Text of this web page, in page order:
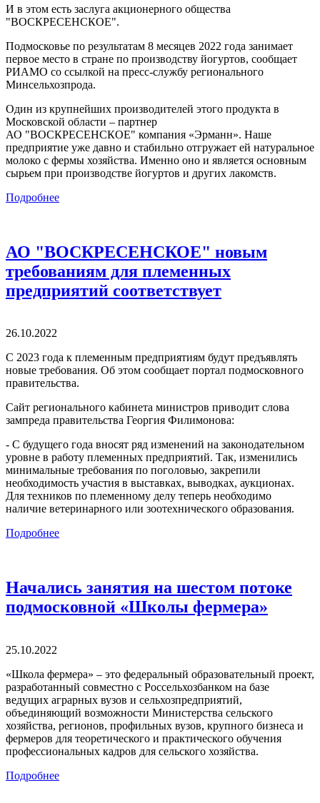
И в этом есть заслуга акционерного общества
"ВОСКРЕСЕНСКОЕ".
Подмосковье по результатам 8 месяцев 2022 года занимает
первое место в стране по производству йогуртов, сообщает
РИАМО со ссылкой на пресс-службу регионального
Минсельхозпрода.
Один из крупнейших производителей этого продукта в
Московской области – партнер
АО "ВОСКРЕСЕНСКОЕ" компания «Эрманн». Наше
предприятие уже давно и стабильно отгружает ей натуральное
молоко с фермы хозяйства. Именно оно и является основным
сырьем при производстве йогуртов и других лакомств.
Подробнее
АО "ВОСКРЕСЕНСКОЕ" новым
требованиям для племенных
предприятий соответствует
26.10.2022
С 2023 года к племенным предприятиям будут предъявлять
новые требования. Об этом сообщает портал подмосковного
правительства.
Сайт регионального кабинета министров приводит слова
зампреда правительства Георгия Филимонова:
- С будущего года вносят ряд изменений на законодательном
уровне в работу племенных предприятий. Так, изменились
минимальные требования по поголовью, закрепили
необходимость участия в выставках, выводках, аукционах.
Для техников по племенному делу теперь необходимо
наличие ветеринарного или зоотехнического образования.
Подробнее
Начались занятия на шестом потоке
подмосковной «Школы фермера»
25.10.2022
«Школа фермера» – это федеральный образовательный проект,
разработанный совместно с Россельхозбанком на базе
ведущих аграрных вузов и сельхозпредприятий,
объединяющий возможности Министерства сельского
хозяйства, регионов, профильных вузов, крупного бизнеса и
фермеров для теоретического и практического обучения
профессиональных кадров для сельского хозяйства.
Подробнее